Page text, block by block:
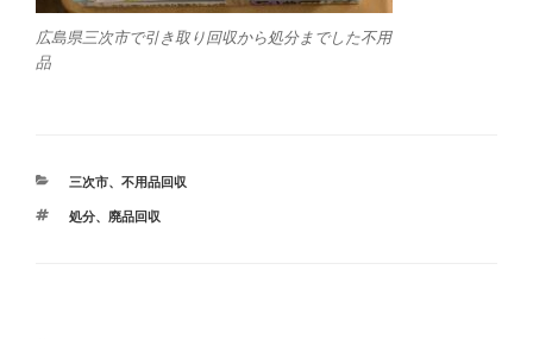
広島県三次市で引き取り回収から処分までした不用
品
カ
ゴ
三次市、 不用品回収
タ
処分、 廃品回収
投